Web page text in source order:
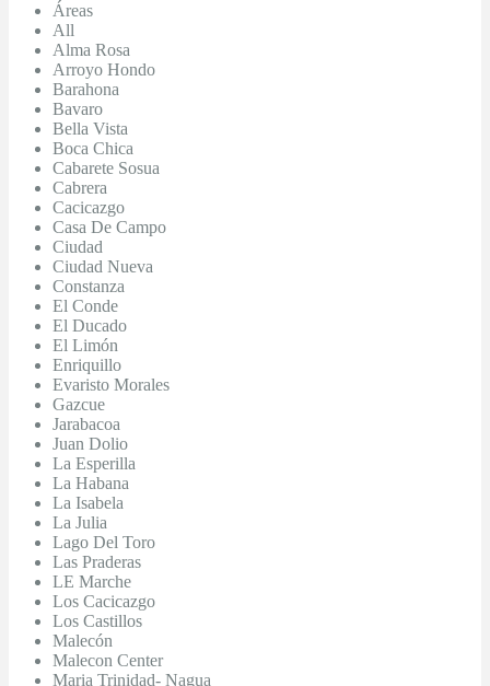
Áreas
All
Alma Rosa
Arroyo Hondo
Barahona
Bavaro
Bella Vista
Boca Chica
Cabarete Sosua
Cabrera
Cacicazgo
Casa De Campo
Ciudad
Ciudad Nueva
Constanza
El Conde
El Ducado
El Limón
Enriquillo
Evaristo Morales
Gazcue
Jarabacoa
Juan Dolio
La Esperilla
La Habana
La Isabela
La Julia
Lago Del Toro
Las Praderas
LE Marche
Los Cacicazgo
Los Castillos
Malecón
Malecon Center
Maria Trinidad- Nagua